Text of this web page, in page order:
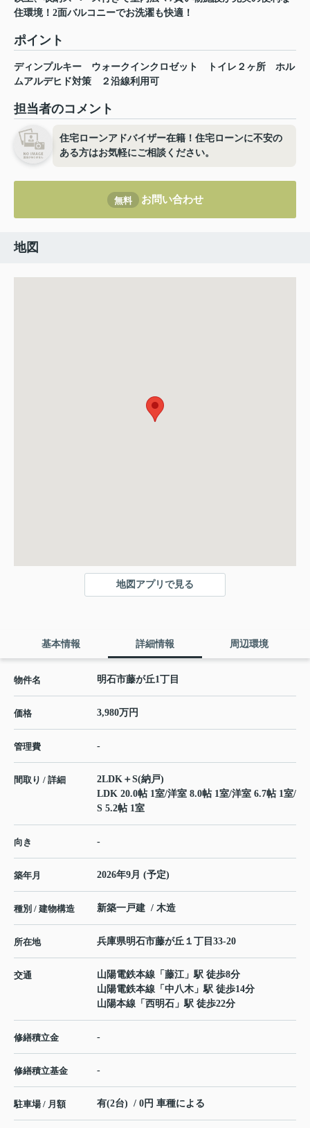
住環境！2面バルコニーでお洗濯も快適！
ポイント
ディンプルキー ウォークインクロゼット トイレ２ヶ所
ホル
ムアルデヒド対策
２沿線利用可
担当者のコメント
住宅ローンアドバイザー在籍！住宅ローンに不安の
ある方はお気軽にご相談ください。
無料 お問い合わせ
地図
地図アプリで見る
基本情報 詳細情報 周辺環境
物件名 明石市藤が丘1丁目
価格 3,980万円
管理費 -
間取り / 詳細
2LDK＋S(納戸)
LDK 20.0帖 1室/洋室 8.0帖 1室/洋室 6.7帖 1室/
S 5.2帖 1室
向き -
築年月 2026年9月 (予定)
種別 / 建物構造 新築一戸建 / 木造
所在地 兵庫県明石市藤が丘 １丁目33-20
交通 山陽電鉄本線 「 藤江 」駅 徒歩8分
山陽電鉄本線 「 中八木 」駅 徒歩14分
山陽本線 「 西明石 」駅 徒歩22分
修繕積立金 -
修繕積立基金 -
駐車場 / 月額 有(2台) / 0円 車種による